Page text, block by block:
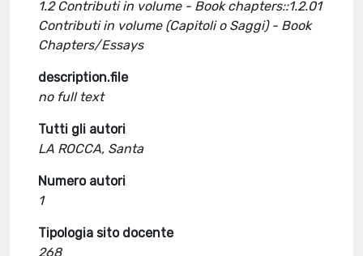
1.2 Contributi in volume - Book chapters::1.2.01
Contributi in volume (Capitoli o Saggi) - Book
Chapters/Essays
description.file
no full text
Tutti gli autori
LA ROCCA, Santa
Numero autori
1
Tipologia sito docente
268